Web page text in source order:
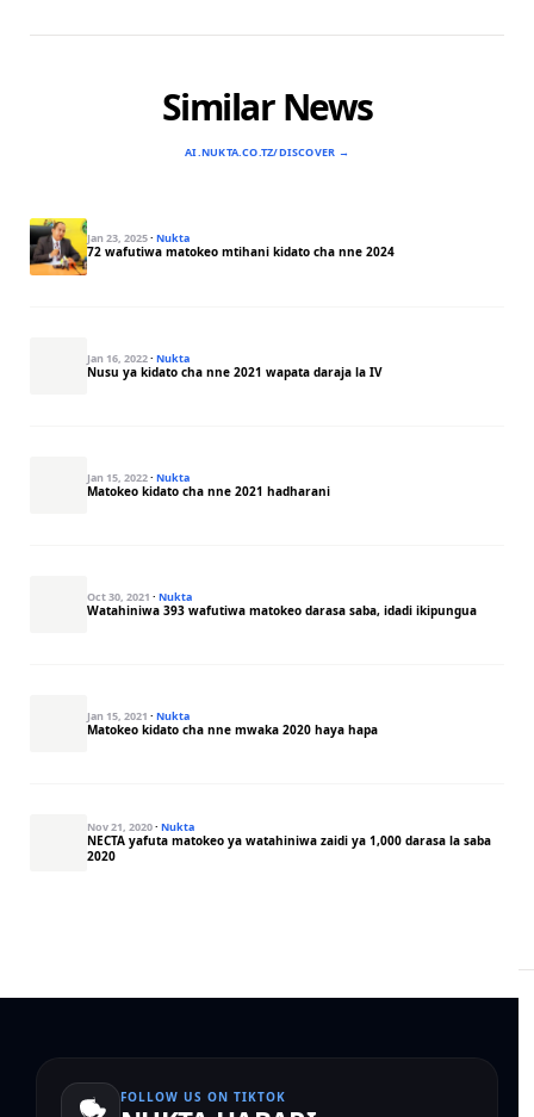
Similar News
AI.NUKTA.CO.TZ/DISCOVER →
Jan 23, 2025· Nukta
72 wafutiwa matokeo mtihani kidato cha nne 2024
Jan 16, 2022· Nukta
Nusu ya kidato cha nne 2021 wapata daraja la IV
Jan 15, 2022· Nukta
Matokeo kidato cha nne 2021 hadharani
Oct 30, 2021 · Nukta
Watahiniwa 393 wafutiwa matokeo darasa saba, idadi ikipungua
Jan 15, 2021 · Nukta
Matokeo kidato cha nne mwaka 2020 haya hapa
Nov 21, 2020· Nukta
NECTA yafuta matokeo ya watahiniwa zaidi ya 1,000 darasa la saba
2020
FOLLOW US ON TIKTOK